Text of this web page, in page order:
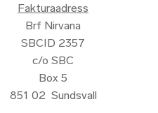
Fakturaadress
Brf Nirvana
SBCID 2357
c/o SBC
Box 5
851 02 Sundsvall